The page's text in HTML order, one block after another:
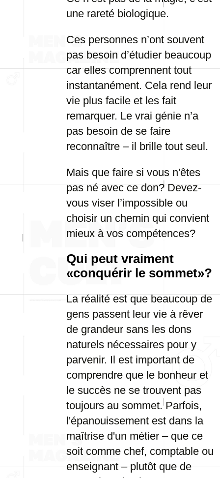
une rareté biologique.
Ces personnes n’ont souvent
pas besoin d’étudier beaucoup
car elles comprennent tout
instantanément. Cela rend leur
vie plus facile et les fait
remarquer. Le vrai génie n’a
pas besoin de se faire
reconnaître – il brille tout seul.
Mais que faire si vous n'êtes
pas né avec ce don? Devez-
vous viser l’impossible ou
choisir un chemin qui convient
mieux à vos compétences?
Qui peut vraiment
«conquérir le sommet»?
La réalité est que beaucoup de
gens passent leur vie à rêver
de grandeur sans les dons
naturels nécessaires pour y
parvenir. Il est important de
comprendre que le bonheur et
le succès ne se trouvent pas
toujours au sommet. Parfois,
l'épanouissement est dans la
maîtrise d'un métier – que ce
soit comme chef, comptable ou
enseignant – plutôt que de